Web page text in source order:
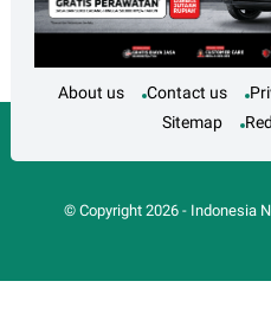
About us Contact us
Sitemap
© Copyright 2026- Indonesia